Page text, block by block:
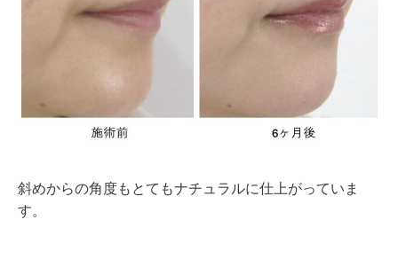
斜めからの角度もとてもナチュラルに仕上がっていま
す。